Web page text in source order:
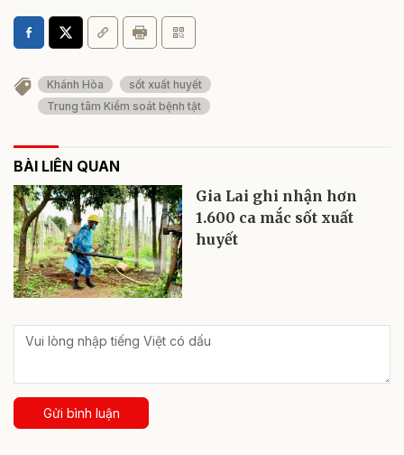
Khánh Hòa
sốt xuất huyết
Trung tâm Kiểm soát bệnh tật
BÀI LIÊN QUAN
Gia Lai ghi nhận hơn
1.600 ca mắc sốt xuất
huyết
Gửi bình luận